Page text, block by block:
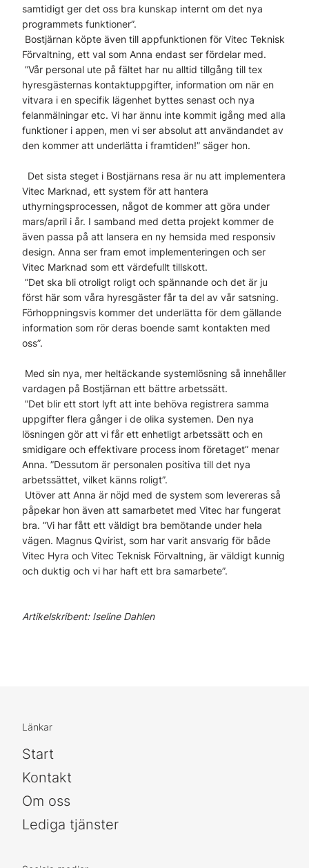
samtidigt ger det oss bra kunskap internt om det nya
programmets funktioner”.
Bostjärnan köpte även till appfunktionen för Vitec Teknisk
Förvaltning, ett val som Anna endast ser fördelar med.
”Vår personal ute på fältet har nu alltid tillgång till tex
hyresgästernas kontaktuppgifter, information om när en
vitvara i en specifik lägenhet byttes senast och nya
felanmälningar etc. Vi har ännu inte kommit igång med alla
funktioner i appen, men vi ser absolut att användandet av
den kommer att underlätta i framtiden!” säger hon.
Det sista steget i Bostjärnans resa är nu att implementera
Vitec Marknad, ett system för att hantera
uthyrningsprocessen, något de kommer att göra under
mars/april i år. I samband med detta projekt kommer de
även passa på att lansera en ny hemsida med responsiv
design. Anna ser fram emot implementeringen och ser
Vitec Marknad som ett värdefullt tillskott.
”Det ska bli otroligt roligt och spännande och det är ju
först här som våra hyresgäster får ta del av vår satsning.
Förhoppningsvis kommer det underlätta för dem gällande
information som rör deras boende samt kontakten med
oss”.
Med sin nya, mer heltäckande systemlösning så innehåller
vardagen på Bostjärnan ett bättre arbetssätt.
”Det blir ett stort lyft att inte behöva registrera samma
uppgifter flera gånger i de olika systemen. Den nya
lösningen gör att vi får ett enhetligt arbetssätt och en
smidigare och effektivare process inom företaget” menar
Anna. ”Dessutom är personalen positiva till det nya
arbetssättet, vilket känns roligt”.
Utöver att Anna är nöjd med de system som levereras så
påpekar hon även att samarbetet med Vitec har fungerat
bra. ”Vi har fått ett väldigt bra bemötande under hela
vägen. Magnus Qvirist, som har varit ansvarig för både
Vitec Hyra och Vitec Teknisk Förvaltning, är väldigt kunnig
och duktig och vi har haft ett bra samarbete”.
Artikelskribent: Iseline Dahlen
Länkar
Start
Kontakt
Om oss
Lediga tjänster